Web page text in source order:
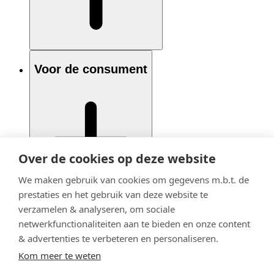
Over de cookies op deze website
We maken gebruik van cookies om gegevens m.b.t. de
prestaties en het gebruik van deze website te
verzamelen & analyseren, om sociale
netwerkfunctionaliteiten aan te bieden en onze content
& advertenties te verbeteren en personaliseren.
Kom meer te weten
Voor de consument